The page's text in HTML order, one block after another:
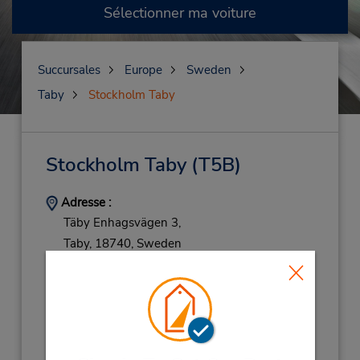
Sélectionner ma voiture
Succursales Europe
Sweden
Taby
Stockholm Taby
Stockholm Taby(T5B)
Adresse :
Täby Enhagsvägen 3,
Taby, 18740, Sweden
Heures d'exploitation :
Mon - Fri 8:00 AM - 4:30 PM